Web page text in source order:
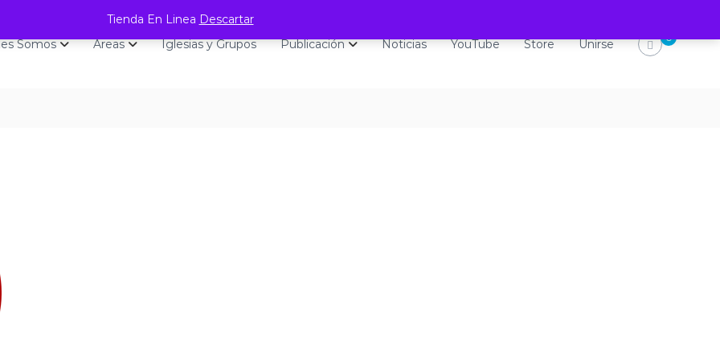
Tienda En Linea Descartar
Somos Áreas Iglesias y Grupos Publicación Noticias YouTube Store Unirse 0